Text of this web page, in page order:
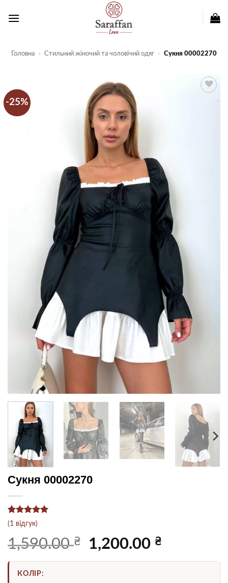
Головна » Стильний жіночий та чоловічий одяг » Сукня 00002270
-25%
Сукня 00002270
Рейтинг
з 5 на
основі
опитування
1
(1 відгук)
1,590.00₴
Оригінальна
ціна:
1,200.00 ₴
1,200.00 ₴.
КОЛІР: